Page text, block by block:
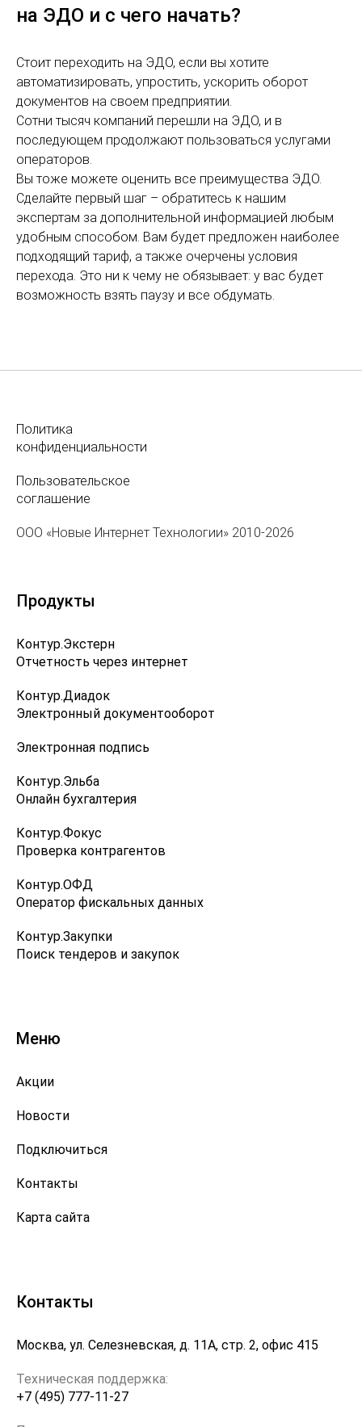
на ЭДО и с чего начать?
Стоит переходить на ЭДО, если вы хотите
автоматизировать, упростить, ускорить оборот
документов на своем предприятии.
Сотни тысяч компаний перешли на ЭДО, и в
последующем продолжают пользоваться услугами
операторов.
Вы тоже можете оценить все преимущества ЭДО.
Сделайте первый шаг – обратитесь к нашим
экспертам за дополнительной информацией любым
удобным способом. Вам будет предложен наиболее
подходящий тариф, а также очерчены условия
перехода. Это ни к чему не обязывает: у вас будет
возможность взять паузу и все обдумать.
Политика
конфиденциальности
Пользовательское
соглашение
ООО «Новые Интернет Технологии» 2010-2026
Продукты
Контур.Экстерн
Отчетность через интернет
Контур.Диадок
Электронный документооборот
Электронная подпись
Контур.Эльба
Онлайн бухгалтерия
Контур.Фокус
Проверка контрагентов
Контур.ОФД
Оператор фискальных данных
Контур.Закупки
Поиск тендеров и закупок
Меню
Акции
Новости
Подключиться
Контакты
Карта сайта
Контакты
Москва, ул. Селезневская, д. 11А, стр. 2, офис 415
Техническая поддержка:
+7 (495) 777-11-27